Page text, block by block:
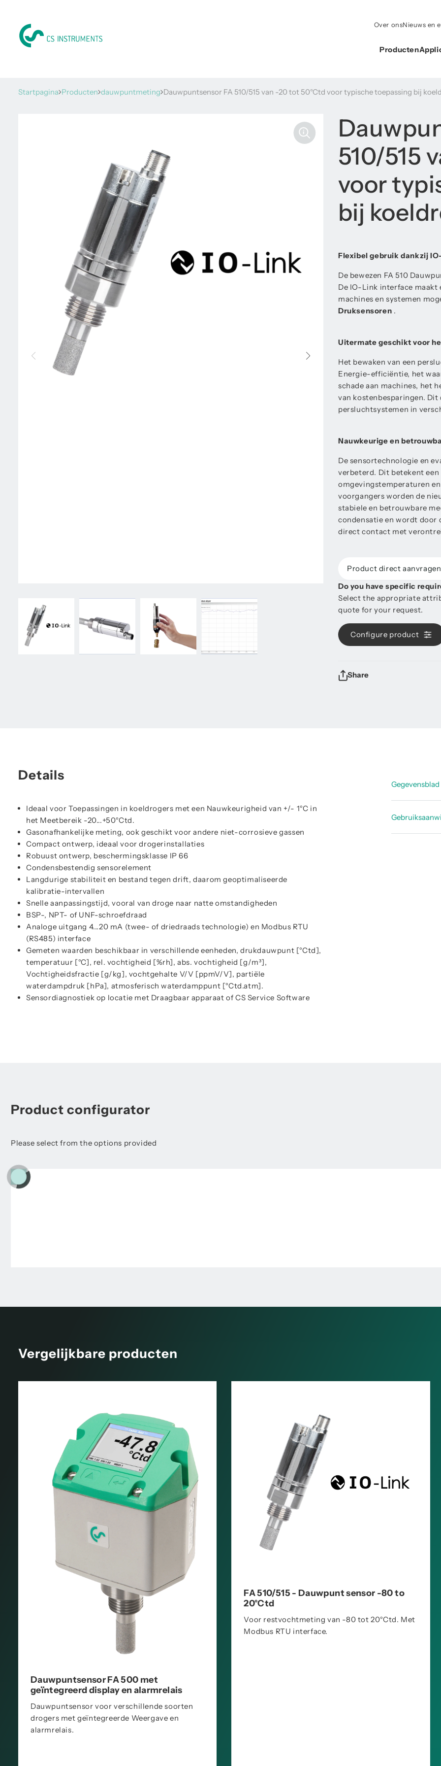
Over onsNieuws en
Producten
Startpagina Producten dauwpuntmeting Dauwpuntsensor FA 510/515 van -20 tot 50°Ctd voor typische toepassing bij
510/515
voor
bij
Flexibel gebruik dankzij
De bewezen FA 510
De IO-Link interface
machines en systemen
Druksensoren .
Uitermate geschikt voor
Het bewaken van een
Energie-efficiëntie, het
schade aan machines, het
van kostenbesparingen. Dit
persluchtsystemen in
Nauwkeurige en
De sensortechnologie en
verbeterd. Dit betekent
omgevingstemperaturen
voorgangers worden de
stabiele en betrouwbare
condensatie en wordt door
direct contact met
Product direct aanvragen
Do you have specific
Select the appropriate
quote for your request.
Configure product
Share
Details
Ideaal voor Toepassingen in koeldrogers met een Nauwkeurigheid van +/- 1°C in
het Meetbereik -20...+50°Ctd.
Gasonafhankelijke meting, ook geschikt voor andere niet-corrosieve gassen
Compact ontwerp, ideaal voor drogerinstallaties
Robuust ontwerp, beschermingsklasse IP 66
Condensbestendig sensorelement
Langdurige stabiliteit en bestand tegen drift, daarom geoptimaliseerde
kalibratie-intervallen
Snelle aanpassingstijd, vooral van droge naar natte omstandigheden
BSP-, NPT- of UNF-schroefdraad
Analoge uitgang 4...20 mA (twee- of driedraads technologie) en Modbus RTU
(RS485) interface
Gemeten waarden beschikbaar in verschillende eenheden, drukdauwpunt [°Ctd],
temperatuur [°C], rel. vochtigheid [%rh], abs. vochtigheid [g/m³],
Vochtigheidsfractie [g/kg], vochtgehalte V/V [ppmV/V], partiële
waterdampdruk [hPa], atmosferisch waterdamppunt [°Ctd.atm].
Sensordiagnostiek op locatie met Draagbaar apparaat of CS Service Software
Gegevensblad
Product configurator
Please select from the options provided
Vergelijkbare producten
Dauwpuntsensor FA 500 met
geïntegreerd display en alarmrelais
Dauwpuntsensor voor verschillende soorten
drogers met geïntegreerde Weergave en
alarmrelais.
FA 510/515 - Dauwpunt sensor -80 to
20°Ctd
Voor restvochtmeting van -80 tot 20°Ctd. Met
Modbus RTU interface.